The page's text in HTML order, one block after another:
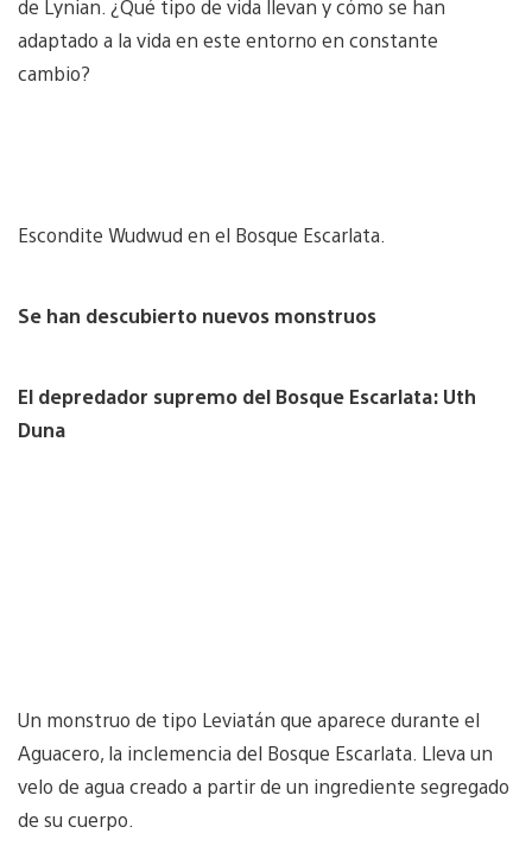
de Lynian. ¿Qué tipo de vida llevan y cómo se han
adaptado a la vida en este entorno en constante
cambio?
Escondite Wudwud en el Bosque Escarlata.
Se han descubierto nuevos monstruos
El depredador supremo del Bosque Escarlata: Uth
Duna
Un monstruo de tipo Leviatán que aparece durante el
Aguacero, la inclemencia del Bosque Escarlata. Lleva un
velo de agua creado a partir de un ingrediente segregado
de su cuerpo.